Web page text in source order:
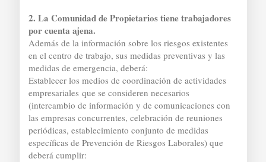
2. La Comunidad de Propietarios tiene trabajadores
por cuenta ajena.
Además de la información sobre los riesgos existentes
en el centro de trabajo, sus medidas preventivas y las
medidas de emergencia, deberá:
Establecer los medios de coordinación de actividades
empresariales que se consideren necesarios
(intercambio de información y de comunicaciones con
las empresas concurrentes, celebración de reuniones
periódicas, establecimiento conjunto de medidas
específicas de Prevención de Riesgos Laborales) que
deberá cumplir: